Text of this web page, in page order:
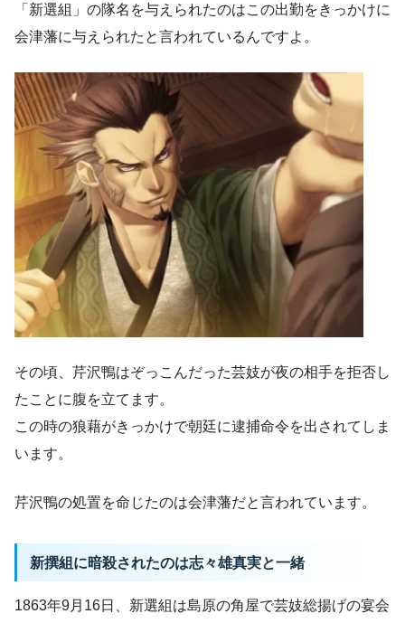
「新選組」の隊名を与えられたのはこの出勤をきっかけに
会津藩に与えられたと言われているんですよ。
その頃、芹沢鴨はぞっこんだった芸妓が夜の相手を拒否し
たことに腹を立てます。
この時の狼藉がきっかけで朝廷に逮捕命令を出されてしま
います。
芹沢鴨の処置を命じたのは会津藩だと言われています。
新撰組に暗殺されたのは志々雄真実と一緒
1863年9月16日、新選組は島原の角屋で芸妓総揚げの宴会